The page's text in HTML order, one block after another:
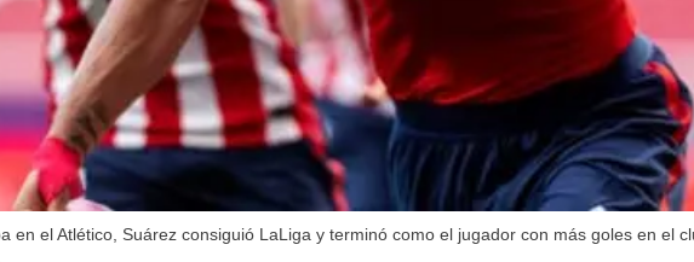
en el Atlético, Suárez consiguió LaLiga y terminó como el jugador con más goles en el